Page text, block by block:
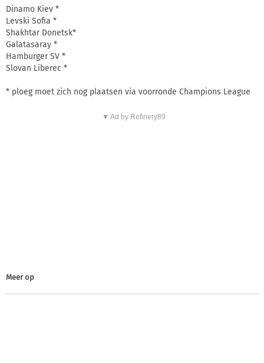
Dinamo Kiev *
Levski Sofia *
Shakhtar Donetsk*
Galatasaray *
Hamburger SV *
Slovan Liberec *
* ploeg moet zich nog plaatsen via voorronde Champions League
▼ Ad by Refinery89
Meer op